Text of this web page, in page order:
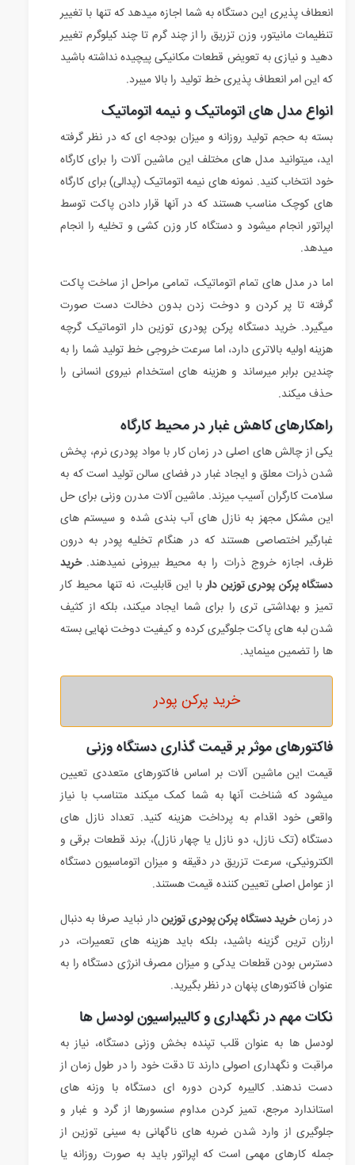
انعطاف پذیری این دستگاه به شما اجازه میدهد که تنها با تغییر
تنظیمات مانیتور، وزن تزریق را از چند گرم تا چند کیلوگرم تغییر
دهید و نیازی به تعویض قطعات مکانیکی پیچیده نداشته باشید
که این امر انعطاف پذیری خط تولید را بالا میبرد.
انواع مدل های اتوماتیک و نیمه اتوماتیک
بسته به حجم تولید روزانه و میزان بودجه ای که در نظر گرفته
اید، میتوانید مدل های مختلف این ماشین آلات را برای کارگاه
خود انتخاب کنید. نمونه های نیمه اتوماتیک (پدالی) برای کارگاه
های کوچک مناسب هستند که در آنها قرار دادن پاکت توسط
اپراتور انجام میشود و دستگاه کار وزن کشی و تخلیه را انجام
میدهد.
اما در مدل های تمام اتوماتیک، تمامی مراحل از ساخت پاکت
گرفته تا پر کردن و دوخت زدن بدون دخالت دست صورت
میگیرد. خرید دستگاه پرکن پودری توزین دار اتوماتیک گرچه
هزینه اولیه بالاتری دارد، اما سرعت خروجی خط تولید شما را به
چندین برابر میرساند و هزینه های استخدام نیروی انسانی را
حذف میکند.
راهکارهای کاهش غبار در محیط کارگاه
یکی از چالش های اصلی در زمان کار با مواد پودری نرم، پخش
شدن ذرات معلق و ایجاد غبار در فضای سالن تولید است که به
سلامت کارگران آسیب میزند. ماشین آلات مدرن وزنی برای حل
این مشکل مجهز به نازل های آب بندی شده و سیستم های
غبارگیر اختصاصی هستند که در هنگام تخلیه پودر به درون
ظرف، اجازه خروج ذرات را به محیط بیرونی نمیدهند. خرید
دستگاه پرکن پودری توزین داربا این قابلیت، نه تنها محیط کار
تمیز و بهداشتی تری را برای شما ایجاد میکند، بلکه از کثیف
شدن لبه های پاکت جلوگیری کرده و کیفیت دوخت نهایی بسته
ها را تضمین مینماید.
خرید پرکن پودر
فاکتورهای موثر بر قیمت گذاری دستگاه وزنی
قیمت این ماشین آلات بر اساس فاکتورهای متعددی تعیین
میشود که شناخت آنها به شما کمک میکند متناسب با نیاز
واقعی خود اقدام به پرداخت هزینه کنید. تعداد نازل های
دستگاه (تک نازل، دو نازل یا چهار نازل)، برند قطعات برقی و
الکترونیکی، سرعت تزریق در دقیقه و میزان اتوماسیون دستگاه
از عوامل اصلی تعیین کننده قیمت هستند.
در زمانخرید دستگاه پرکن پودری توزیندار نباید صرفا به دنبال
ارزان ترین گزینه باشید، بلکه باید هزینه های تعمیرات، در
دسترس بودن قطعات یدکی و میزان مصرف انرژی دستگاه را به
عنوان فاکتورهای پنهان در نظر بگیرید.
نکات مهم در نگهداری و کالیبراسیون لودسل ها
لودسل ها به عنوان قلب تپنده بخش وزنی دستگاه، نیاز به
مراقبت و نگهداری اصولی دارند تا دقت خود را در طول زمان از
دست ندهند. کالیبره کردن دوره ای دستگاه با وزنه های
استاندارد مرجع، تمیز کردن مداوم سنسورها از گرد و غبار و
جلوگیری از وارد شدن ضربه های ناگهانی به سینی توزین از
جمله کارهای مهمی است که اپراتور باید به صورت روزانه یا